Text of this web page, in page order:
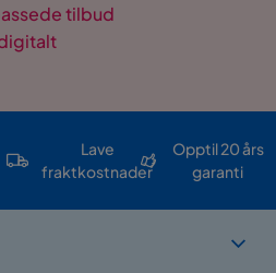
tilbud
Lave
fraktkostnader
Opptil 20 års
garanti